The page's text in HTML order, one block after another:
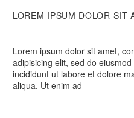
LOREM IPSUM DOLOR SIT
Lorem ipsum dolor sit amet,
adipisicing elit, sed do
incididunt ut labore et dolore
aliqua. Ut enim ad